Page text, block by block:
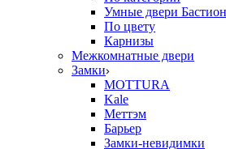
Умные двери
По цвету
Карнизы
Межкомнатные двери
Замки
MOTTURA
Kale
Меттэм
Барьер
Замки-невидимки